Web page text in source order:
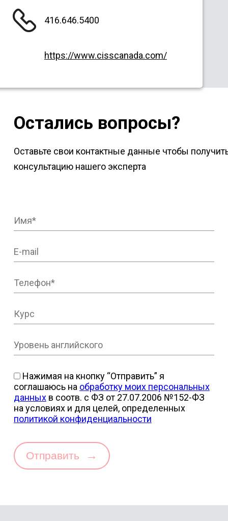
416.646.5400
https://www.cisscanada.com/
Остались вопросы?
Оставьте свои контактные данные чтобы
консультацию нашего эксперта
Нажимая на кнопку “Отправить” я
соглашаюсь на обработку моих персональных
данныхв соотв. с ФЗ от 27.07.2006 №152-ФЗ
на условиях и для целей, определенных
политикой конфиденциальности
Отправить →